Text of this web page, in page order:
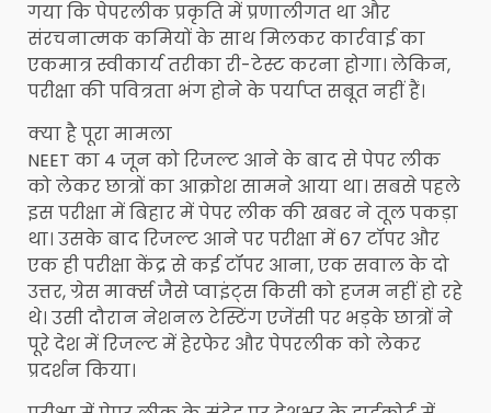
गया कि पेपरलीक प्रकृति में प्रणालीगत था और
संरचनात्मक कमियों के साथ मिलकर कार्रवाई का
एकमात्र स्वीकार्य तरीका री-टेस्ट करना होगा। लेकिन,
परीक्षा की पव‍ित्रता भंग होने के पर्याप्त सबूत नहीं हैं।
क्या है पूरा मामला
NEET का 4 जून को रिजल्ट आने के बाद से पेपर लीक
को लेकर छात्रों का आक्रोश सामने आया था। सबसे पहले
इस परीक्षा में बिहार में पेपर लीक की खबर ने तूल पकड़ा
था। उसके बाद रिजल्ट आने पर परीक्षा में 67 टॉपर और
एक ही परीक्षा केंद्र से कई टॉपर आना, एक सवाल के दो
उत्तर, ग्रेस मार्क्स जैसे प्वाइंट्स किसी को हजम नहीं हो रहे
थे। उसी दौरान नेशनल टेस्टिंग एजेंसी पर भड़के छात्रों ने
पूरे देश में रिजल्ट में हेरफेर और पेपरलीक को लेकर
प्रदर्शन किया।